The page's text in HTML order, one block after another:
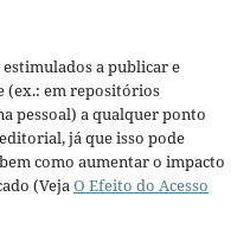
a publicar e
em repositórios
pessoal) a qualquer ponto
já que isso pode
como aumentar o impacto
(Veja O Efeito do Acesso